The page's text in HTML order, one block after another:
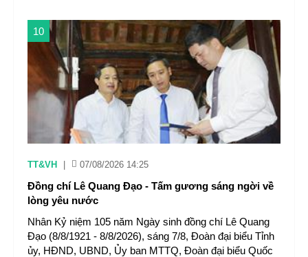
10
TT&VH 07/08/2026 14:25
Đồng chí Lê Quang Đạo - Tấm gương sáng ngời về
lòng yêu nước
Nhân Kỷ niệm 105 năm Ngày sinh đồng chí Lê Quang
Đạo (8/8/1921 - 8/8/2026), sáng 7/8, Đoàn đại biểu Tỉnh
ủy, HĐND, UBND, Ủy ban MTTQ, Đoàn đại biểu Quốc